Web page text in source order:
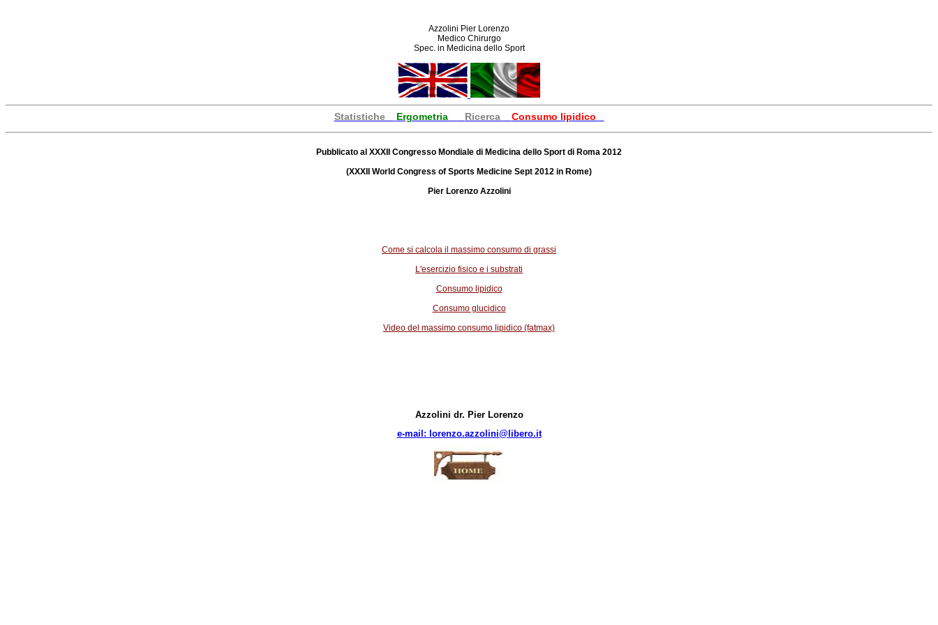
Azzolini Pier Lorenzo
Medico Chirurgo
Spec. in Medicina dello Sport
Statistiche Ergometria Ricerca Consumo lipidico
Pubblicato al XXXII Congresso Mondiale di Medicina dello Sport di Roma 2012
(XXXII World Congress of Sports Medicine Sept 2012 in Rome)
Pier Lorenzo Azzolini
Come si calcola il massimo consumo di grassi
L'esercizio fisico e i substrati
Consumo lipidico
Consumo glucidico
Video del massimo consumo lipidico (fatmax)
Azzolini dr. Pier Lorenzo
e-mail: lorenzo.azzolini@libero.it